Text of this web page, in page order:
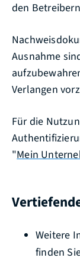
den
Ausnahme
Verlangen
Für die
"Mein
Weitere
finden